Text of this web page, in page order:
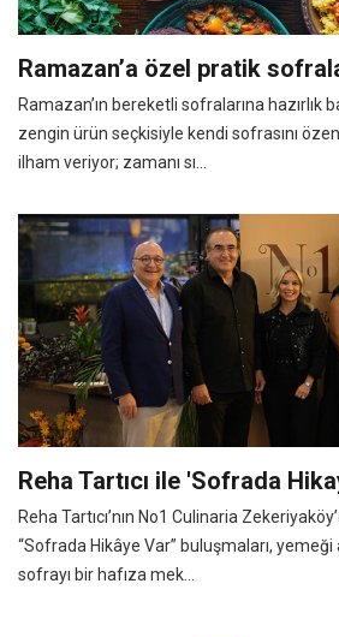
Ramazan’a özel pratik
Ramazan’ın bereketli sofralarına hazırlık
zengin ürün seçkisiyle kendi sofrasını
ilham veriyor; zamanı sı...
Reha Tartıcı ile 'Sofrada
Reha Tartıcı’nın No1 Culinaria
“Sofrada Hikâye Var” buluşmaları,
sofrayı bir hafıza mek...